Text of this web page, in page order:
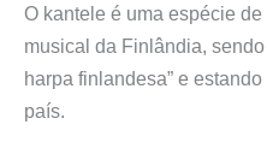
como5.00
de 5, com
baseado
em
avaliações
de
O kantele é uma espécie
musical da Finlândia,
harpa finlandesa” e
país.